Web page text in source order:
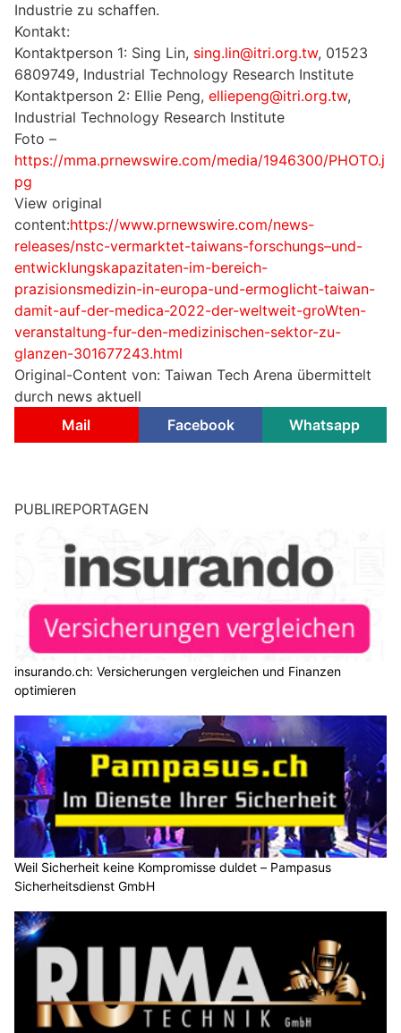
Industrie zu schaffen.
Kontakt:
Kontaktperson 1: Sing Lin, sing.lin@itri.org.tw, 01523
6809749, Industrial Technology Research Institute
Kontaktperson 2: Ellie Peng, elliepeng@itri.org.tw,
Industrial Technology Research Institute
Foto –
https://mma.prnewswire.com/media/1946300/PHOTO.j
pg
View original
content:https://www.prnewswire.com/news-
releases/nstc-vermarktet-taiwans-forschungs–und-
entwicklungskapazitaten-im-bereich-
prazisionsmedizin-in-europa-und-ermoglicht-taiwan-
damit-auf-der-medica-2022-der-weltweit-groWten-
veranstaltung-fur-den-medizinischen-sektor-zu-
glanzen-301677243.html
Original-Content von: Taiwan Tech Arena übermittelt
durch news aktuell
Mail
Facebook Whatsapp
PUBLIREPORTAGEN
insurando.ch: Versicherungen vergleichen und Finanzen
optimieren
Weil Sicherheit keine Kompromisse duldet – Pampasus
Sicherheitsdienst GmbH